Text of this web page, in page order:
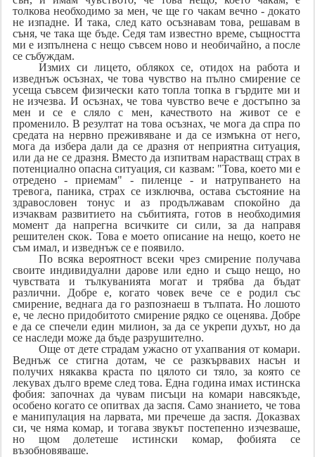
толкова необходимо за мен, че ще го чакам вечно - докато
не изпадне. И така, след като осъзнавам това, решавам в
съня, че така ще бъде. Седя там известно време, същността
ми е изпълнена с нещо съвсем ново и необичайно, а после
се събуждам.
Измих си лицето, облякох се, отидох на работа и
изведнъж осъзнах, че това чувство на пълно смирение се
усеща съвсем физически като топла топка в гърдите ми и
не изчезва. И осъзнах, че това чувство вече е достъпно за
мен и се е сляло с мен, качеството на живот се е
променило. В резултат на това осъзнах, че мога да спра по
средата на нервно преживяване и да се измъкна от него,
мога да избера дали да се дразня от неприятна ситуация,
или да не се дразня. Вместо да изпитвам нарастващ страх в
потенциално опасна ситуация, си казвам: "Това, което ми е
отредено - приемам" - пиленце - и натрупването на
тревога, паника, страх се изключва, остава състояние на
здравословен тонус и аз продължавам спокойно да
изчаквам развитието на събитията, готов в необходимия
момент да напрегна всичките си сили, за да направя
решителен скок. Това е моето описание на нещо, което не
съм имал, и изведнъж се е появило.
По всяка вероятност всеки чрез смирение получава
своите индивидуални дарове или едно и също нещо, но
чувствата и тълкуванията могат и трябва да бъдат
различни. Добре е, когато човек вече се е родил със
смирение, веднага да го разпознаеш в тълпата. Но лошото
е, че лесно придобитото смирение рядко се оценява. Добре
е да се спечели един милион, за да се укрепи духът, но да
се наследи може да бъде разрушително.
Още от дете страдам ужасно от ухапвания от комари.
Веднъж се стигна дотам, че се разкървавих насън и
получих някаква краста по цялото си тяло, за която се
лекувах дълго време след това. Една година имах истинска
фобия: започнах да чувам писъци на комари навсякъде,
особено когато се опитвах да заспя. Само знанието, че това
е манипулация на ларвата, ми пречеше да заспя. Доказвах
си, че няма комар, и тогава звукът постепенно изчезваше,
но щом долетеше истински комар, фобията се
възобновяваше.